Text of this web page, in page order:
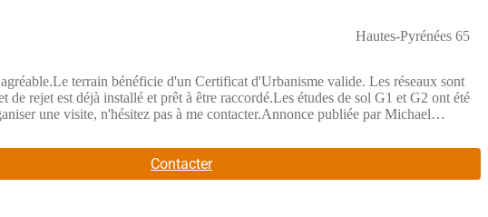
Hautes-Pyrénées 65
terrain bénéficie d'un Certificat d'Urbanisme valide. Les réseaux sont
rejet est déjà installé et prêt à être raccordé.Les études de sol G1 et G2 ont été
une visite, n'hésitez pas à me contacter.Annonce publiée par Michael
Contacter